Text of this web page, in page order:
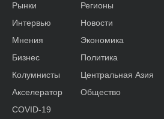
Рынки
Интервью
Мнения
Бизнес
Колумнисты
Акселератор
Регионы
Новости
Экономика
Политика
Центральная Азия
Общество
COVID-19